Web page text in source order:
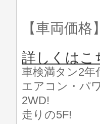
【車両価格】
詳しくはこ
車検満タン2年
エアコン・パ
2WD!
走りの5F!